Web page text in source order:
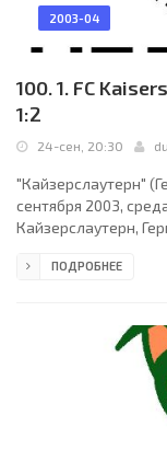
2003-04
100. 1. FC
1:2
24-сен, 20:30
"Кайзерслаутерн"
сентября 2003,
Кайзерслаутерн,
(Англия), Энтони
Граммозис,
Тимм (Мика
ПОДРОБНЕЕ